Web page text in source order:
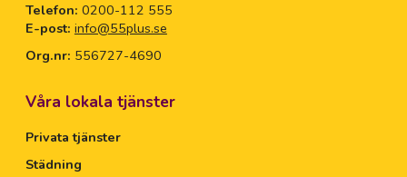
Telefon: 0200-112 555
E-post: info@55plus.se
Org.nr: 556727-4690
Våra lokala tjänster
Privata tjänster
Städning